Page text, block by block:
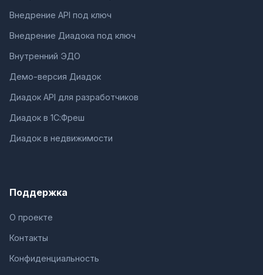
Внедрение API под ключ
Внедрение Диадока под ключ
Внутренний ЭДО
Демо-версия Диадок
Диадок API для разработчиков
Диадок в 1С:Фреш
Диадок в недвижимости
Поддержка
О проекте
Контакты
Конфиденциальность